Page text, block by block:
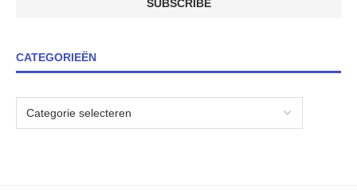
CATEGORIEËN